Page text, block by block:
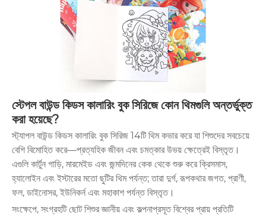
স্টেপল বাউন্ড কিডস কালারিং বুক সিরিজে কোন থিমগুলি অন্তর্ভুক্ত
করা হয়েছে?
স্ট্যাপল বাউন্ড কিডস কালারিং বুক সিরিজ 14টি থিম কভার করে যা শিশুদের সবচেয়ে
বেশি বিমোহিত করে—প্রত্যহিক জীবন এবং চমত্কার উভয় ক্ষেত্রেই বিস্তৃত।
এগুলি কার্টুন গাড়ি, মারমেইড এবং জন্মদিনের কেক থেকে শুরু করে ক্রিসমাস,
হ্যালোইন এবং ইস্টারের মতো ছুটির থিম পর্যন্ত; তারা দুর্গ, রূপকথার জগত, প্রাণী,
ফল, ডাইনোসর, ইউনিকর্ন এবং মহাকাশ পর্যন্ত বিস্তৃত।
সংক্ষেপে, সংগ্রহটি ছোট শিশুর জ্ঞানীয় এবং কল্পনাপ্রসূত বিশ্বের প্রায় প্রতিটি